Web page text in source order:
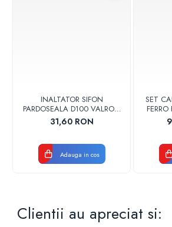
INALTATOR SIFON
PARDOSEALA D100 VALROM
17001900004
31,60 RON
Adauga in cos
SET
Clientii au apreciat si: